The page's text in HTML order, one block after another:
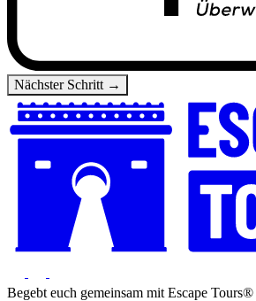
Nächster Schritt →
Begebt euch gemeinsam mit Escape